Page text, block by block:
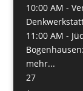
10:00 AM -
11:00 AM -
mehr...
27